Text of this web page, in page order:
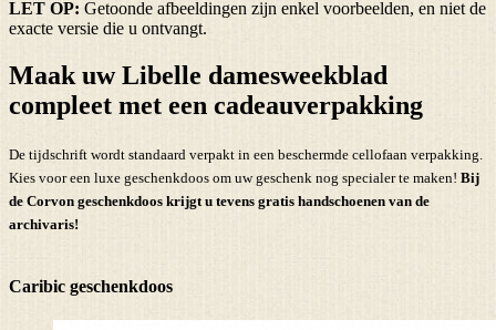
LET OP: Getoonde afbeeldingen zijn enkel voorbeelden, en niet de
exacte versie die u ontvangt.
Maak uw Libelle damesweekblad
compleet met een cadeauverpakking
De tijdschrift wordt standaard verpakt in een beschermde cellofaan verpakking.
Kies voor een luxe geschenkdoos om uw geschenk nog specialer te maken! Bij
de Corvon geschenkdoos krijgt u tevens gratis handschoenen van de
archivaris!
Caribic geschenkdoos